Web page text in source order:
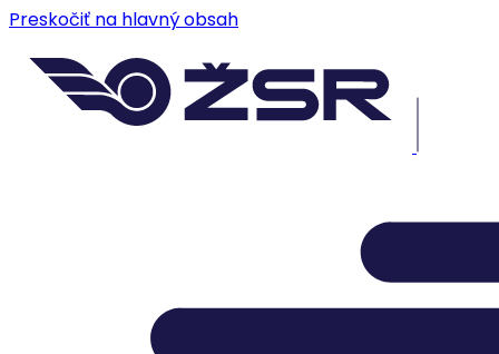
Preskočiť na hlavný obsah